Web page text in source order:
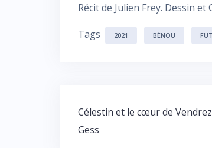
Récit de Julien Frey. Dessin
Tags 2021 BÉNOU
Navigation
de
Célestin et le cœur de
Gess